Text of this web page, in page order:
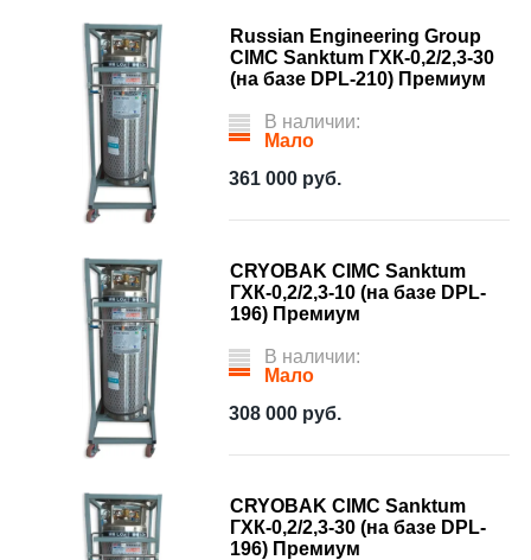
Russian Engineering Group
CIMC Sanktum ГХК-0,2/2,3-30
(на базе DPL-210) Премиум
В наличии:
Мало
361 000 руб.
CRYOBAK CIMC Sanktum
ГХК-0,2/2,3-10 (на базе DPL-
196) Премиум
В наличии:
Мало
308 000 руб.
CRYOBAK CIMC Sanktum
ГХК-0,2/2,3-30 (на базе DPL-
196) Премиум